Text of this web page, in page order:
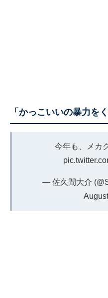
「かっこいいの暴力を
今年も、メカ
— 佐久間大介